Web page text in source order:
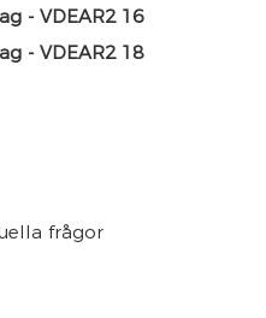
frågor